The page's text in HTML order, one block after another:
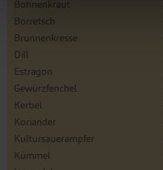
Bohnenkraut
Borretsch
Brunnenkresse
Dill
Estragon
Gewürzfenchel
Kerbel
Koriander
Kultursauerampfer
Kümmel